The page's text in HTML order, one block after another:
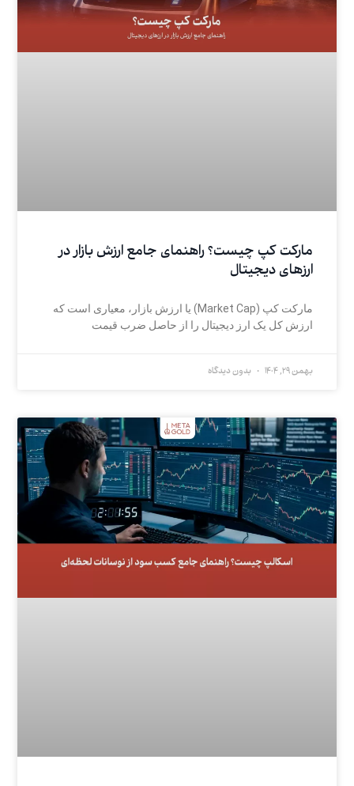
مارکت کپ چیست؟ راهنمای جامع ارزش بازار در
ارزهای دیجیتال
مارکت کپ (Market Cap) یا ارزش بازار، معیاری است که
ارزش کل یک ارز دیجیتال را از حاصل ضرب قیمت
بهمن 29, 1404 بدون دیدگاه